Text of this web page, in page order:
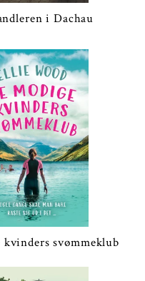
i Dachau
kvinders svømmeklub